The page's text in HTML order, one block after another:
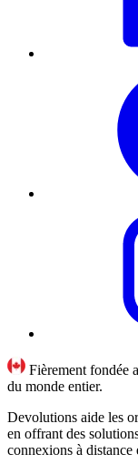
Fièrement fondée
du monde entier.
Devolutions aide les
en offrant des
connexions à distance